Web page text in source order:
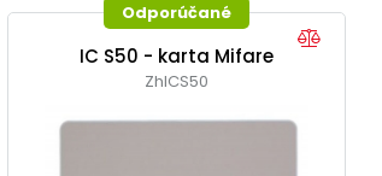
Odporúčané
IC S50 - karta Mifare
ZhICS50